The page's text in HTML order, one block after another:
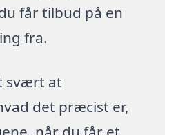
får tilbud på en
fra.
svært at
det præcist er,